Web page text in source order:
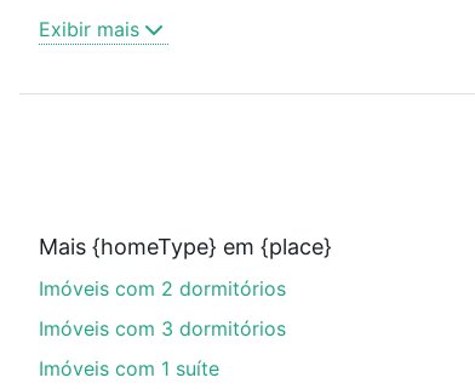
ou sem vaga de garagem para combinar
parcelas podem se adequar ao seu
um apartamento e conte com a gente para
Exibir mais
Mais {homeType} em {place}
Imóveis com 2 dormitórios
Imóveis com 3 dormitórios
Imóveis com 1 suíte